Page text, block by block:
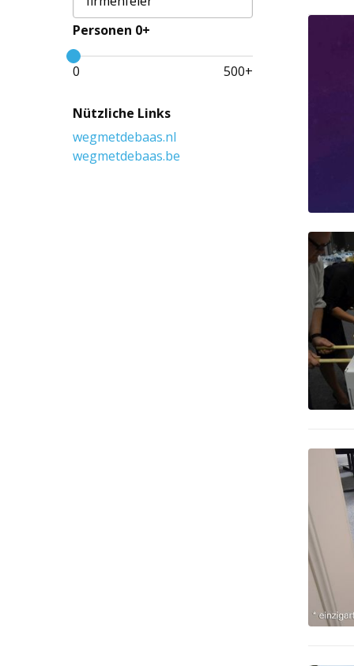
Personen 0+
0 500+
Nützliche Links
wegmetdebaas.nl
wegmetdebaas.be